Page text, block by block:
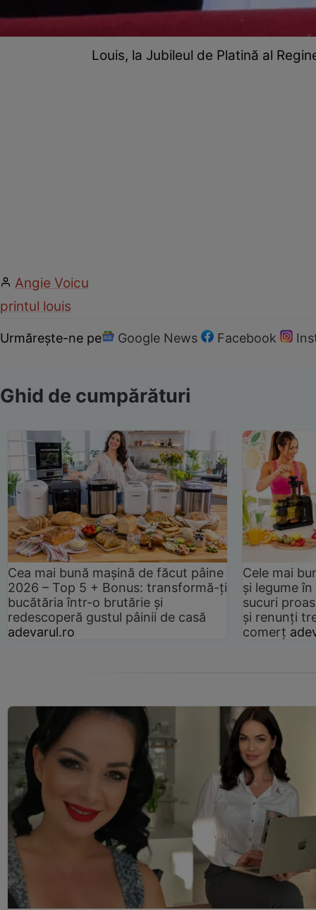
Louis, la Jubileul de Platină al
Angie Voicu
printul louis
Urmărește-ne pe Google News Facebook
Ghid de cumpărături
Cea mai bună mașină de făcut pâine
2026 – Top 5 + Bonus: transformă-ți
bucătăria într-o brutărie și
redescoperă gustul pâinii de casă
adevarul.ro
Cele mai
și legume
sucuri
și renunți
comerț